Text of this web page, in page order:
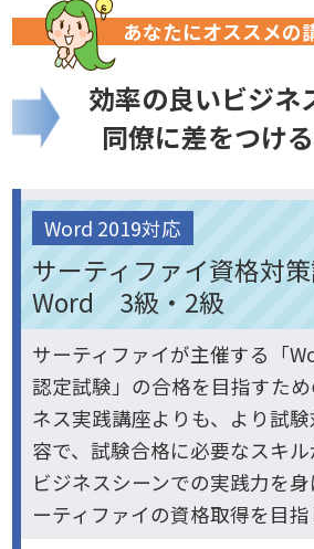
あなたにオススメの
効率の良いビジネ
同僚に差をつけ
Word 2019対応
サーティファイ資格対
Word 3級・2級
サーティファイが主催する「
認定試験」の合格を目指すた
ネス実践講座よりも、より試
容で、試験合格に必要なスキル
ビジネスシーンでの実践力を
ーティファイの資格取得を目指